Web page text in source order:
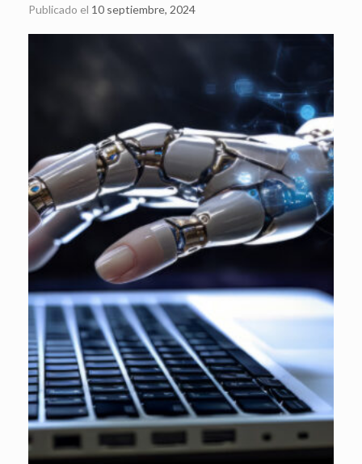
Publicado el 10 septiembre, 2024